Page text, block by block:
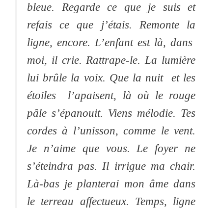
bleue. Regarde ce que je suis et
refais ce que j’étais. Remonte la
ligne, encore. L’enfant est là, dans
moi, il crie. Rattrape-le. La lumière
lui brûle la voix. Que la nuit et les
étoiles l’apaisent, là où le rouge
pâle s’épanouit. Viens mélodie. Tes
cordes à l’unisson, comme le vent.
Je n’aime que vous. Le foyer ne
s’éteindra pas. Il irrigue ma chair.
Là-bas je planterai mon âme dans
le terreau affectueux. Temps, ligne